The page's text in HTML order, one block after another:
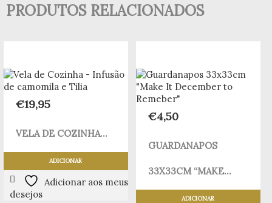
PRODUTOS RELACIONADOS
€19,95
VELA DE COZINHA...
ADICIONAR
Adicionar aos meus
desejos
€4,50
GUARDANAPOS
33X33CM “MAKE...
ADICIONAR